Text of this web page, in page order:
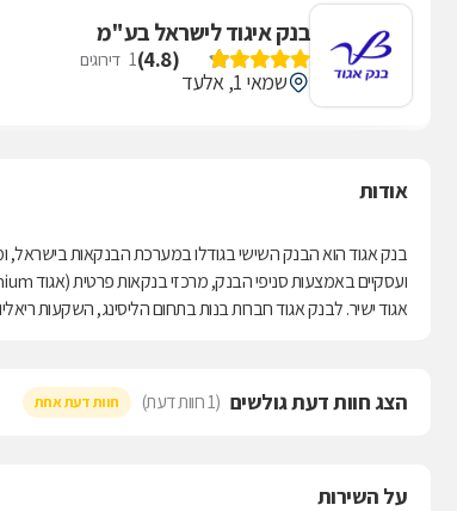
בנק איגוד לישראל בע"מ
(
4.8
)
1 דירוגים
שמאי 1, אלעד
אודות
בנק אגוד הוא הבנק השישי בגודלו במערכת הבנקאות בישראל,
אגוד ישיר. לבנק אגוד חברות בנות בתחום הליסינג, השקעות
הצג חוות דעת גולשים (1 חוות דעת) חוות דעת אחת
על השירות